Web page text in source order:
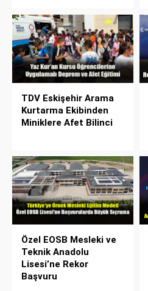
TDV Eskişehir Arama
Kurtarma Ekibinden
Miniklere Afet Bilinci
Özel EOSB Mesleki ve
Teknik Anadolu
Lisesi’ne Rekor
Başvuru